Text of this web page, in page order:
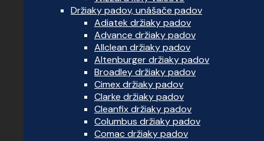
Držiaky padov, unášače padov
Adiatek držiaky padov
Advance držiaky padov
Allclean držiaky padov
Altenburger držiaky padov
Broadley držiaky padov
Cimex držiaky padov
Clarke držiaky padov
Cleanfix držiaky padov
Columbus držiaky padov
Comac držiaky padov